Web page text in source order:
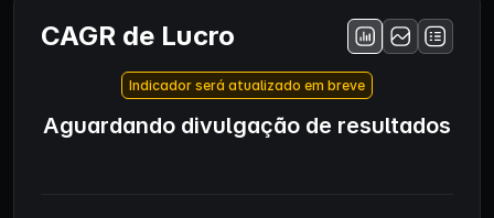
CAGR de Lucro
Indicador será atualizado em breve
Aguardando divulgação de resultados